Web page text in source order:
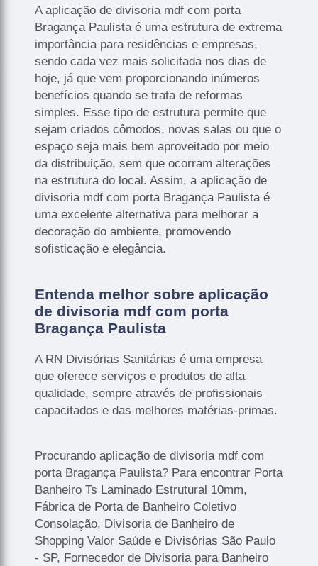
A aplicação de divisoria mdf com porta
Bragança Paulista é uma estrutura de extrema
importância para residências e empresas,
sendo cada vez mais solicitada nos dias de
hoje, já que vem proporcionando inúmeros
benefícios quando se trata de reformas
simples. Esse tipo de estrutura permite que
sejam criados cômodos, novas salas ou que o
espaço seja mais bem aproveitado por meio
da distribuição, sem que ocorram alterações
na estrutura do local. Assim, a aplicação de
divisoria mdf com porta Bragança Paulista é
uma excelente alternativa para melhorar a
decoração do ambiente, promovendo
sofisticação e elegância.
Entenda melhor sobre aplicação
de divisoria mdf com porta
Bragança Paulista
A RN Divisórias Sanitárias é uma empresa
que oferece serviços e produtos de alta
qualidade, sempre através de profissionais
capacitados e das melhores matérias-primas.
Procurando aplicação de divisoria mdf com
porta Bragança Paulista? Para encontrar Porta
Banheiro Ts Laminado Estrutural 10mm,
Fábrica de Porta de Banheiro Coletivo
Consolação, Divisoria de Banheiro de
Shopping Valor Saúde e Divisórias São Paulo
- SP, Fornecedor de Divisoria para Banheiro